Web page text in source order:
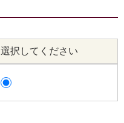
選択してください